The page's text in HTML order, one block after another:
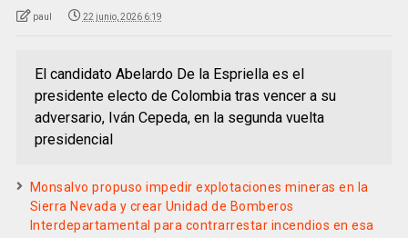
paul 22 junio, 2026 6:19
El candidato Abelardo De la Espriella es el
presidente electo de Colombia tras vencer a su
adversario, Iván Cepeda, en la segunda vuelta
presidencial
Monsalvo propuso impedir explotaciones mineras en la
Sierra Nevada y crear Unidad de Bomberos
Interdepartamental para contrarrestar incendios en esa